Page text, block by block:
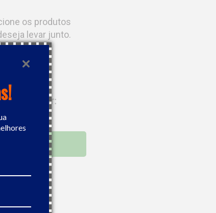
os produtos
levar junto.
os por:
5.322,98